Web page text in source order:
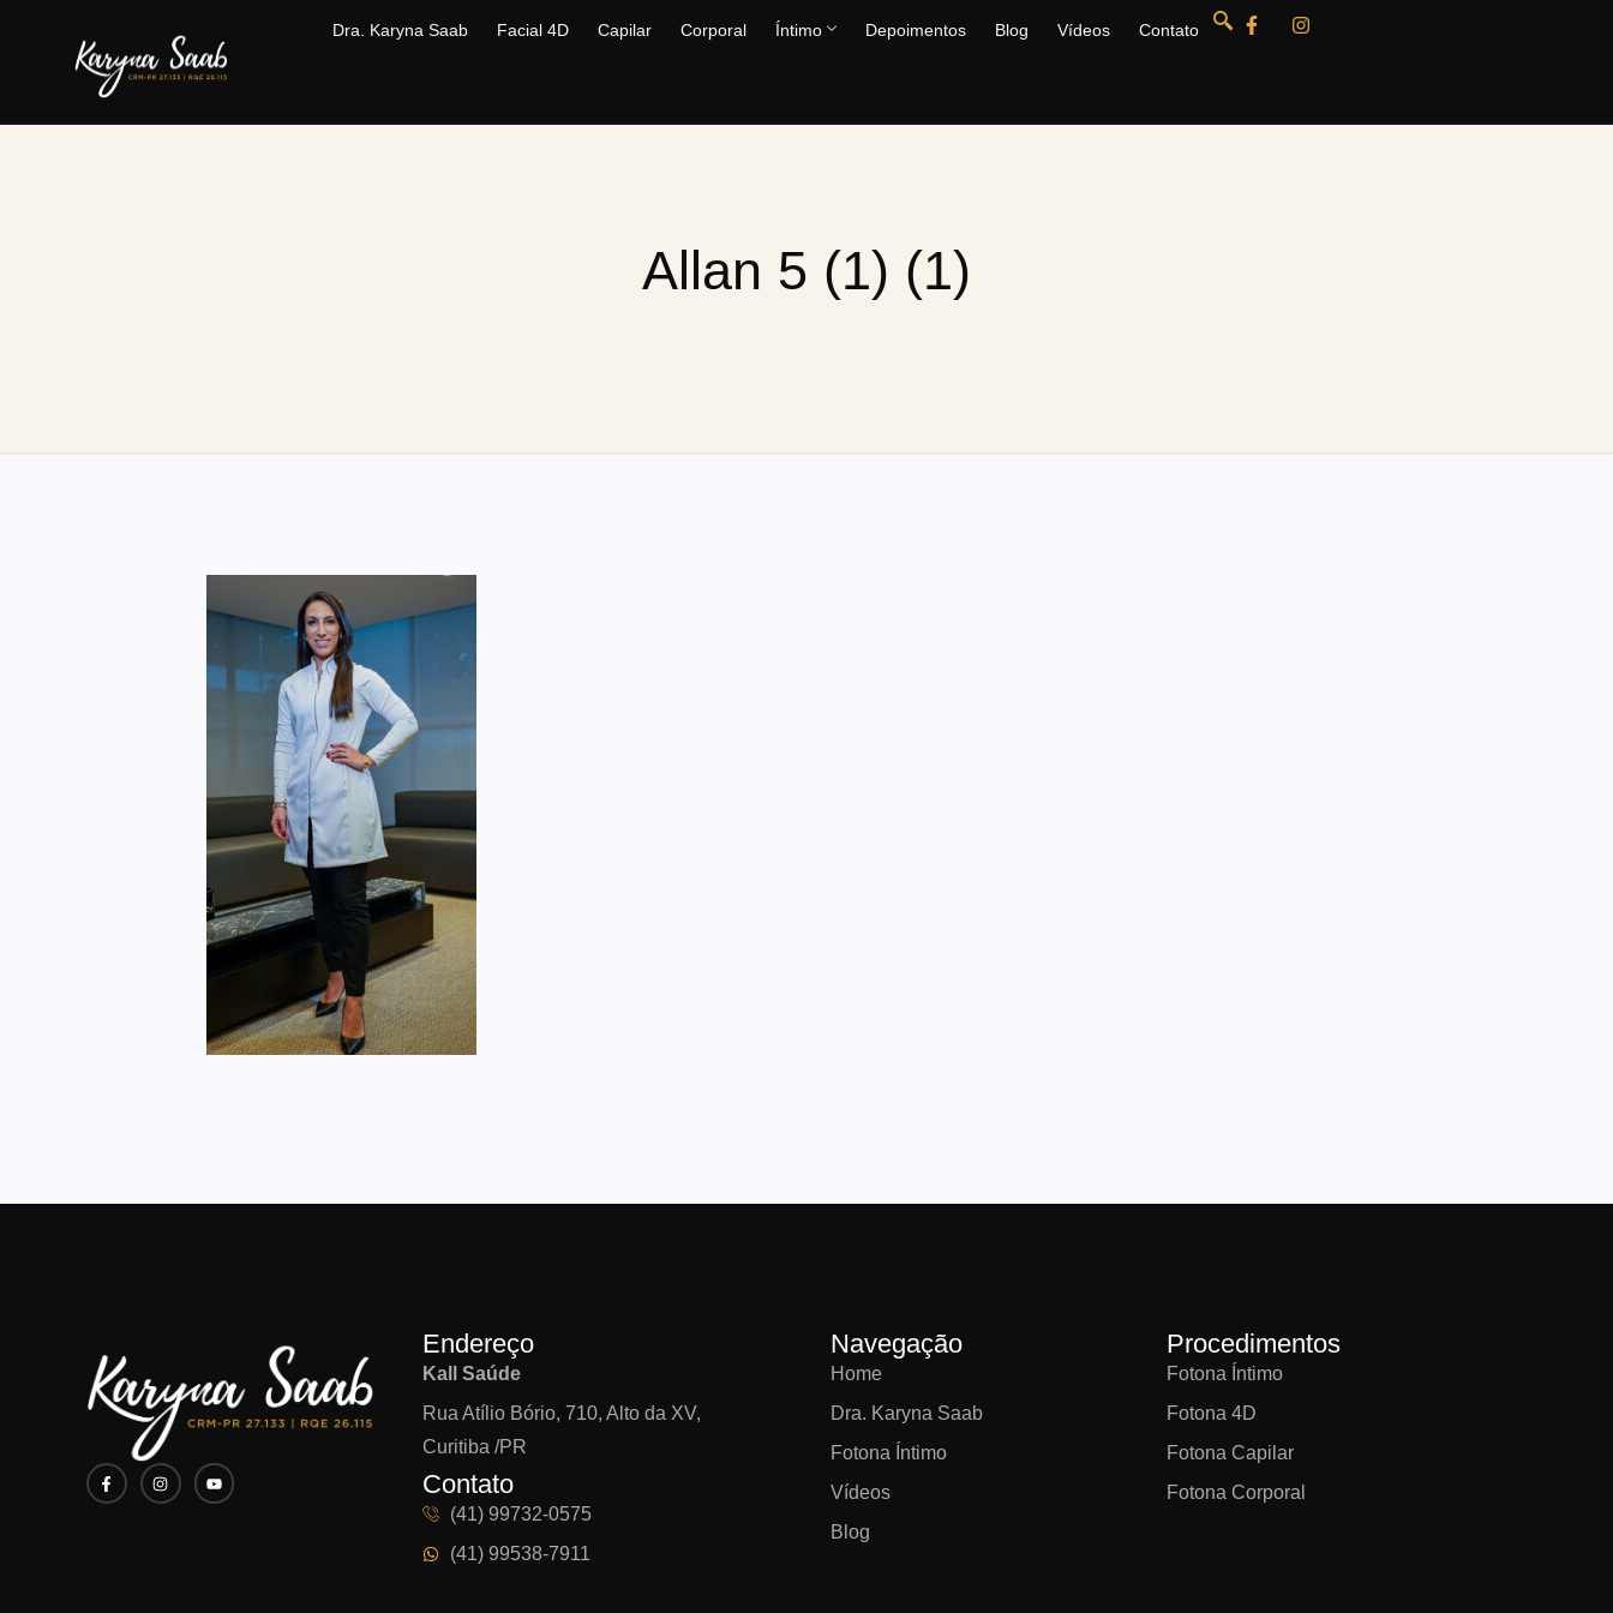
Dra. Karyna Saab Facial 4D Capilar Corporal Íntimo Depoimentos Blog Vídeos Contato
Allan 5 (1) (1)
Endereço
Kall Saúde
Rua Atílio Bório, 710, Alto da XV,
Curitiba /PR
Contato
(41) 99732-0575
(41) 99538-7911
Navegação
Home
Dra. Karyna Saab
Fotona Íntimo
Vídeos
Blog
Procedimentos
Fotona Íntimo
Fotona 4D
Fotona Capilar
Fotona Corporal